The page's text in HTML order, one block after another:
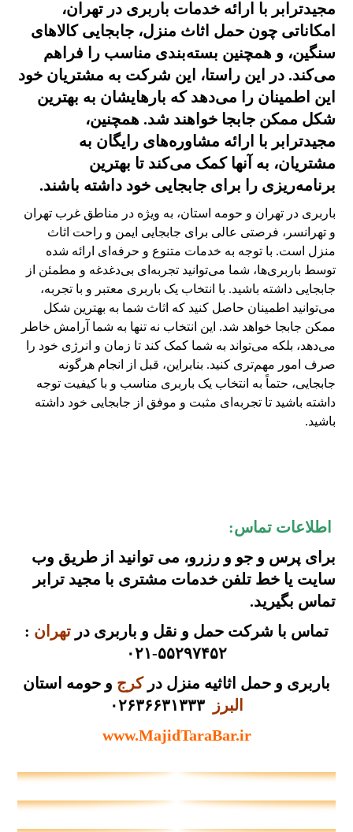
مجیدترابر با ارائه خدمات باربری در تهران،
امکاناتی چون حمل اثاث منزل، جابجایی کالاهای
سنگین، و همچنین بسته‌بندی مناسب را فراهم
می‌کند. در این راستا، این شرکت به مشتریان خود
این اطمینان را می‌دهد که بارهایشان به بهترین
شکل ممکن جابجا خواهند شد. همچنین،
مجیدترابر با ارائه مشاوره‌های رایگان به
مشتریان، به آنها کمک می‌کند تا بهترین
برنامه‌ریزی را برای جابجایی خود داشته باشند.
باربری در تهران و حومه استان، به ویژه در مناطق غرب تهران
و تهرانسر، فرصتی عالی برای جابجایی ایمن و راحت اثاث
منزل است. با توجه به خدمات متنوع و حرفه‌ای ارائه شده
توسط باربری‌ها، شما می‌توانید تجربه‌ای بی‌دغدغه و مطمئن از
جابجایی داشته باشید. با انتخاب یک باربری معتبر و با تجربه،
می‌توانید اطمینان حاصل کنید که اثاث شما به بهترین شکل
ممکن جابجا خواهد شد. این انتخاب نه تنها به شما آرامش خاطر
می‌دهد، بلکه می‌تواند به شما کمک کند تا زمان و انرژی خود را
صرف امور مهم‌تری کنید. بنابراین، قبل از انجام هرگونه
جابجایی، حتماً به انتخاب یک باربری مناسب و با کیفیت توجه
داشته باشید تا تجربه‌ای مثبت و موفق از جابجایی خود داشته
باشید.
اطلاعات تماس:
برای پرس و جو و رزرو، می توانید از طریق وب
سایت یاخط تلفن خدمات مشتری با مجید ترابر
تماس بگیرید.
تماس با شرکت حمل و نقل و باربری در تهران :
۵۵۲۹۷۴۵۲-۰۲۱
باربری و حمل اثاثیه منزل درکرج و حومه استان
البرز
۰۲۶۳۶۶۳۱۳۳۳
www.MajidTaraBar.ir